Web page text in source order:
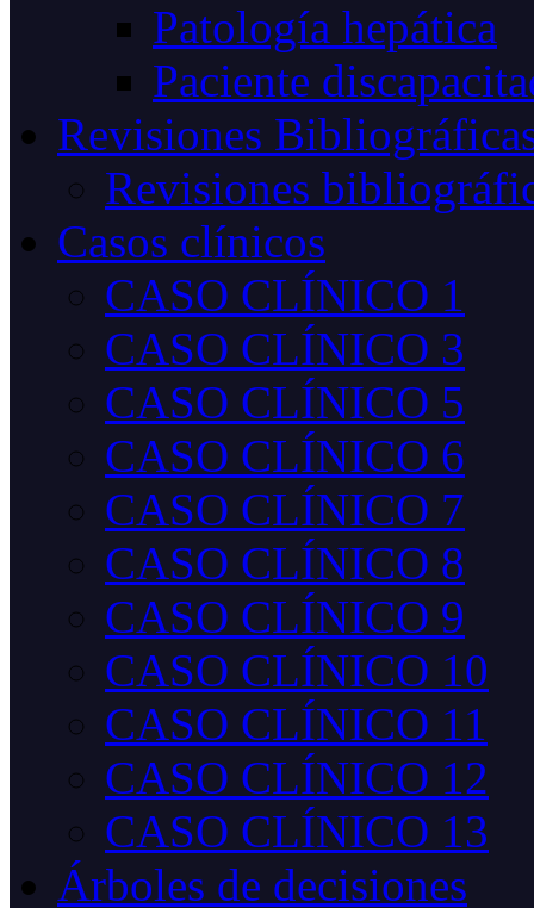
Patología hepática
Paciente
Revisiones
Revisiones
Casos clínicos
CASO CLÍNICO 1
CASO CLÍNICO 3
CASO CLÍNICO 5
CASO CLÍNICO 6
CASO CLÍNICO 7
CASO CLÍNICO 8
CASO CLÍNICO 9
CASO CLÍNICO 10
CASO CLÍNICO 11
CASO CLÍNICO 12
CASO CLÍNICO 13
Árboles de decisiones